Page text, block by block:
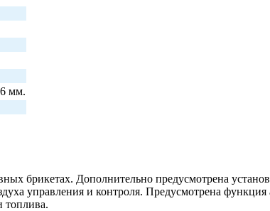
мм.
брикетах. Дополнительно предусмотрена
управления и контроля. Предусмотрена
топлива.